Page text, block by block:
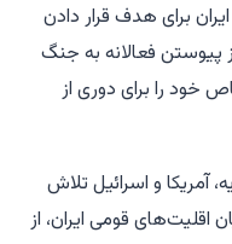
برای هدف قرار دادن
پیوستن فعالانه به جنگ
خود را برای دوری از
آمریکا و اسرائیل تلاش
اقلیت‌های قومی ایران، از